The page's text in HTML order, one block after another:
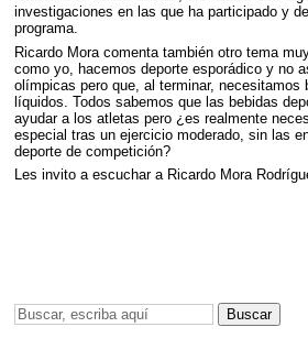
investigaciones en las que ha participado y
programa.
Ricardo Mora comenta también otro tema
como yo, hacemos deporte esporádico y no
olímpicas pero que, al terminar, necesitamos
líquidos. Todos sabemos que las bebidas
ayudar a los atletas pero ¿es realmente
especial tras un ejercicio moderado, sin las
deporte de competición?
Les invito a escuchar a Ricardo Mora